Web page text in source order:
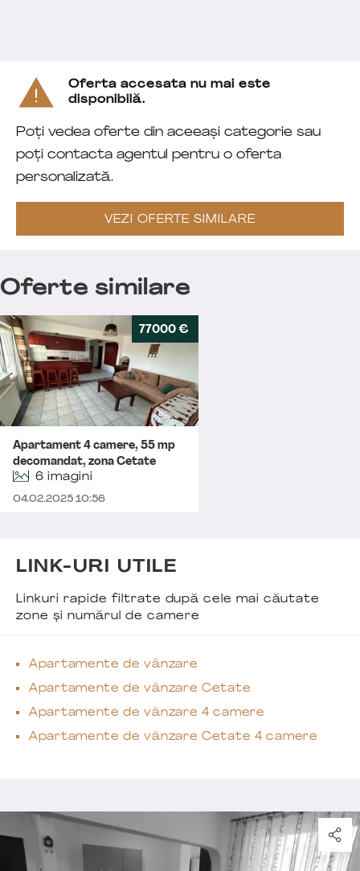
Oferta accesata nu mai este
disponibilă.
Poți vedea oferte din aceeași categorie sau
poți contacta agentul pentru o oferta
personalizată.
VEZI OFERTE SIMILARE
Oferte similare
77000 €
Apartament 4 camere, 55 mp
decomandat, zona Cetate
6 imagini
04.02.2025 10:56
LINK-URI UTILE
Linkuri rapide filtrate după cele mai căutate
zone și numărul de camere
Apartamente de vânzare
Apartamente de vânzare Cetate
Apartamente de vânzare 4 camere
Apartamente de vânzare Cetate 4 camere